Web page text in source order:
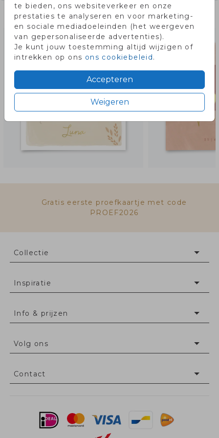
te bieden, ons websiteverkeer en onze
prestaties te analyseren en voor marketing-
en sociale mediadoeleinden (het weergeven
van gepersonaliseerde advertenties).
Je kunt jouw toestemming altijd wijzigen of
intrekken op ons ons cookiebeleid.
Accepteren
Weigeren
Misschien vind je dit ook leuk!
Gratis eerste proefkaartje met code
PROEF2026
Collectie
Inspiratie
Info & prijzen
Volg ons
Contact